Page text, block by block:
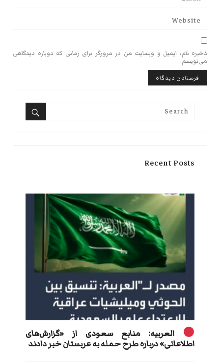
ذخیره نام، ایمیل و وبسایت من در مرورگر برای زمانی که دوباره دیدگاهی
می‌نویسم.
Search
Recent Posts
العربیه: منابع سعودی از «گزارش‌های
اطلاعاتی» درباره طرح حمله به عربستان خبر دادند